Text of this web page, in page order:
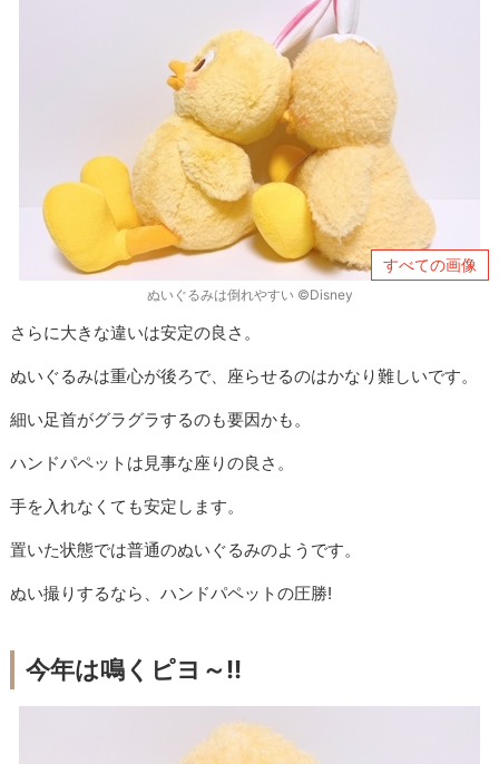
すべての画像
ぬいぐるみは倒れやすい ©Disney
さらに大きな違いは安定の良さ。
ぬいぐるみは重心が後ろで、座らせるのはかなり難しいです。
細い足首がグラグラするのも要因かも。
ハンドパペットは見事な座りの良さ。
手を入れなくても安定します。
置いた状態では普通のぬいぐるみのようです。
ぬい撮りするなら、ハンドパペットの圧勝!
今年は鳴くピヨ～!!